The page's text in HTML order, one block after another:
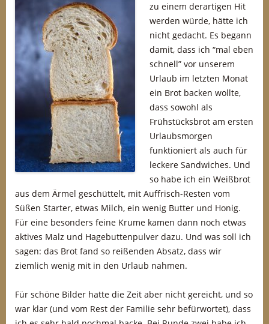
zu einem derartigen Hit
werden würde, hätte ich
nicht gedacht. Es begann
damit, dass ich “mal eben
schnell” vor unserem
Urlaub im letzten Monat
ein Brot backen wollte,
dass sowohl als
Frühstücksbrot am ersten
Urlaubsmorgen
funktioniert als auch für
leckere Sandwiches. Und
so habe ich ein Weißbrot
aus dem Ärmel geschüttelt, mit Auffrisch-Resten vom
Süßen Starter, etwas Milch, ein wenig Butter und Honig.
Für eine besonders feine Krume kamen dann noch etwas
aktives Malz und Hagebuttenpulver dazu. Und was soll ich
sagen: das Brot fand so reißenden Absatz, dass wir
ziemlich wenig mit in den Urlaub nahmen.
Für schöne Bilder hatte die Zeit aber nicht gereicht, und so
war klar (und vom Rest der Familie sehr befürwortet), dass